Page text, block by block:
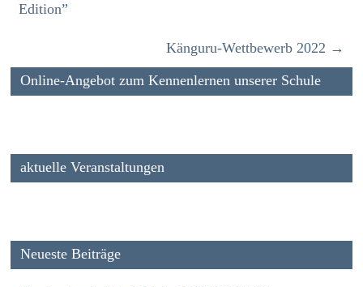
Edition”
Känguru-Wettbewerb 2022 →
Online-Angebot zum Kennenlernen unserer Schule
aktuelle Veranstaltungen
Neueste Beiträge